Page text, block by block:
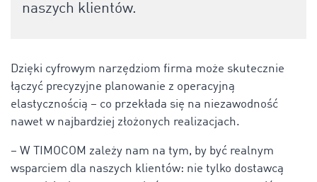
naszych klientów.
Dzięki cyfrowym narzędziom firma może skutecznie
łączyć precyzyjne planowanie z operacyjną
elastycznością – co przekłada się na niezawodność
nawet w najbardziej złożonych realizacjach.
– W TIMOCOM zależy nam na tym, by być realnym
wsparciem dla naszych klientów: nie tylko dostawcą